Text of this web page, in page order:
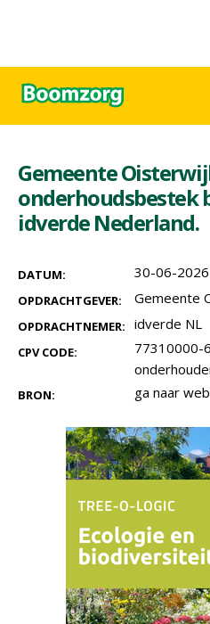
Gemeente
onderhoudsbestek
idverde Nederland.
DATUM: 30-06-2026
OPDRACHTGEVER: Gemeente
OPDRACHTNEMER: idverde NL
CPV CODE:
77310000-
BRON: ga naar